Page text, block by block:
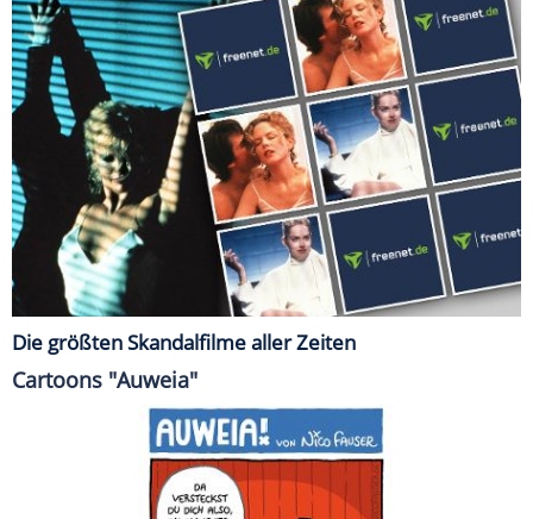
Die größten Skandalfilme aller Zeiten
Cartoons "Auweia"